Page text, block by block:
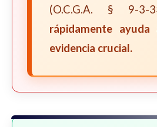
(O.C.G.A. § 9-3-
rápidamente ayuda
evidencia crucial.